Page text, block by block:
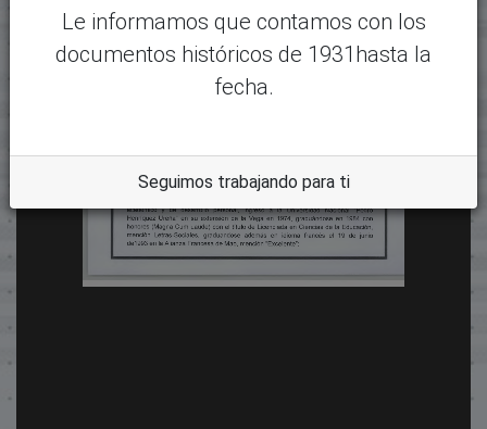
Le informamos que contamos con los
documentos históricos de 1931hasta la
fecha.
Seguimos trabajando para ti